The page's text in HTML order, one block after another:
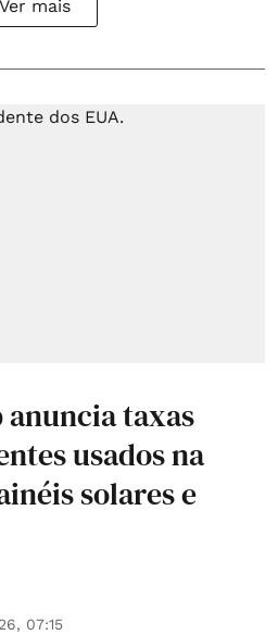
Ver mais
taxas
usados na
solares e
07:15